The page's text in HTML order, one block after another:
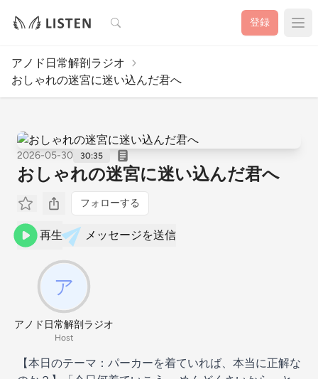
検索 登録
アノド日常解剖ラジオ
おしゃれの迷宮に迷い込んだ君へ
2026-05-30 30:35
おしゃれの迷宮に迷い込んだ君へ
フォローする
再生 メッセージを送信
アノド日常解剖ラジオ
Host
【本日のテーマ：パーカーを着ていれば、本当に正解な